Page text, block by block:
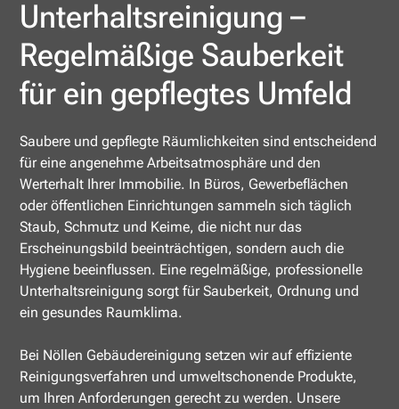
Unterhaltsreinigung –
Regelmäßige Sauberkeit
für ein gepflegtes Umfeld
Saubere und gepflegte Räumlichkeiten sind entscheidend
für eine angenehme Arbeitsatmosphäre und den
Werterhalt Ihrer Immobilie. In Büros, Gewerbeflächen
oder öffentlichen Einrichtungen sammeln sich täglich
Staub, Schmutz und Keime, die nicht nur das
Erscheinungsbild beeinträchtigen, sondern auch die
Hygiene beeinflussen. Eine regelmäßige, professionelle
Unterhaltsreinigung sorgt für Sauberkeit, Ordnung und
ein gesundes Raumklima.
Bei Nöllen Gebäudereinigung setzen wir auf effiziente
Reinigungsverfahren und umweltschonende Produkte,
um Ihren Anforderungen gerecht zu werden. Unsere